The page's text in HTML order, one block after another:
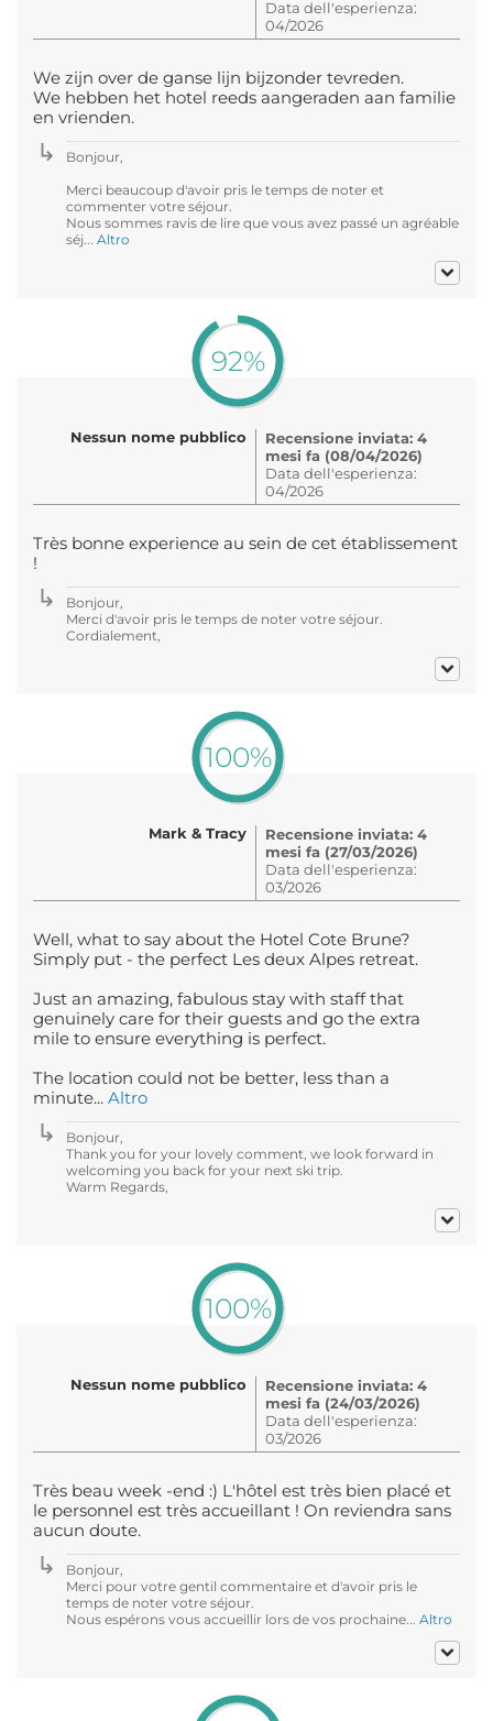
Data dell'esperienza:
04/2026
We zijn over de ganse lijn bijzonder tevreden.
We hebben het hotel reeds aangeraden aan familie
en vrienden.
Bonjour,
Merci beaucoup d'avoir pris le temps de noter et
commenter votre séjour.
Nous sommes ravis de lire que vous avez passé un agréable
séj... Altro
92%
Nessun nome pubblico
Recensione inviata: 4
mesi fa (08/04/2026)
Data dell'esperienza:
04/2026
Très bonne experience au sein de cet établissement
!
Bonjour,
Merci d'avoir pris le temps de noter votre séjour.
Cordialement,
100%
Mark & Tracy
Recensione inviata: 4
mesi fa (27/03/2026)
Data dell'esperienza:
03/2026
Well, what to say about the Hotel Cote Brune?
Simply put - the perfect Les deux Alpes retreat.
Just an amazing, fabulous stay with staff that
genuinely care for their guests and go the extra
mile to ensure everything is perfect.
The location could not be better, less than a
minute... Altro
Bonjour,
Thank you for your lovely comment, we look forward in
welcoming you back for your next ski trip.
Warm Regards,
100%
Nessun nome pubblico
Recensione inviata: 4
mesi fa (24/03/2026)
Data dell'esperienza:
03/2026
Très beau week -end :) L'hôtel est très bien placé et
le personnel est très accueillant ! On reviendra sans
aucun doute.
Bonjour,
Merci pour votre gentil commentaire et d'avoir pris le
temps de noter votre séjour.
Nous espérons vous accueillir lors de vos prochaine... Altro